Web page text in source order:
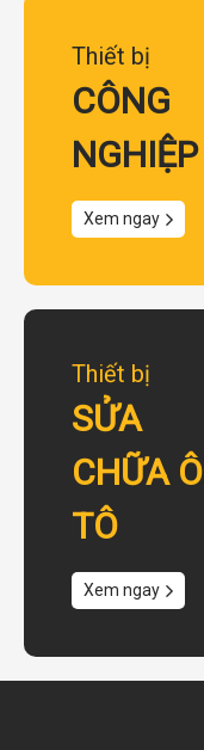
Thiết bị
CÔNG
NGHIỆP
Xem ngay
Thiết bị
SỬA
CHỮA Ô
TÔ
Xem ngay